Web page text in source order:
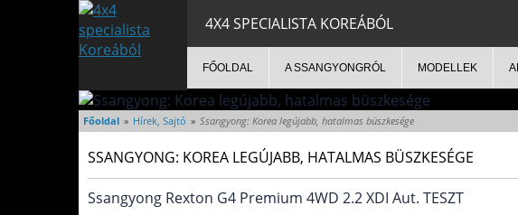
4X4 SPECIALISTA KOREÁBÓL
FŐOLDAL A SSANGYONGRÓL MODELLEK
Főoldal » Hírek, Sajtó » Ssangyong: Korea legújabb, hatalmas büszkesége
SSANGYONG: KOREA LEGÚJABB, HATALMAS BÜSZKESÉGE
Ssangyong Rexton G4 Premium 4WD 2.2 XDI Aut. TESZT